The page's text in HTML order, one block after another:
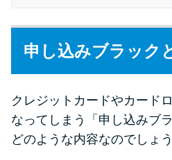
家賃払えな
たい…市役
街金とは？
に悩む人へ
申し込みブラック
クレジットカードやカード
なってしまう「申し込みブ
どのような内容なのでしょう